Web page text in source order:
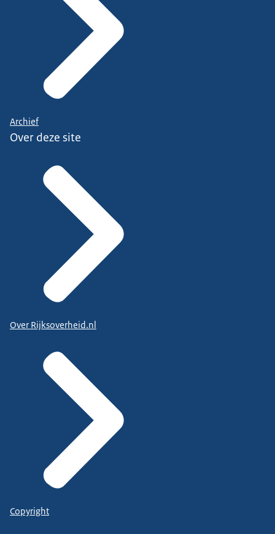
Archief
Over deze site
Over Rijksoverheid.nl
Copyright